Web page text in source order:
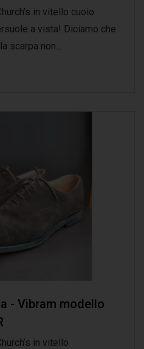
in vitello cuoio
a vista! Diciamo che
scarpa non...
- Vibram modello
in vitello